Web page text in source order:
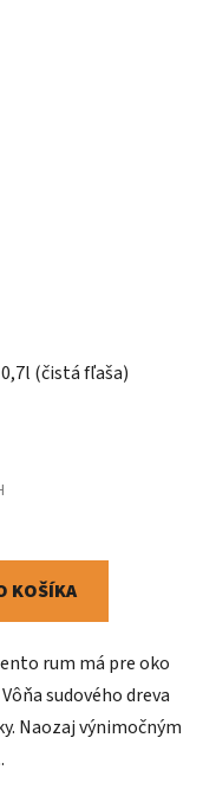
0,7l (čistá fľaša)
KOŠÍKA
rum má pre oko
sudového dreva
Naozaj výnimočným